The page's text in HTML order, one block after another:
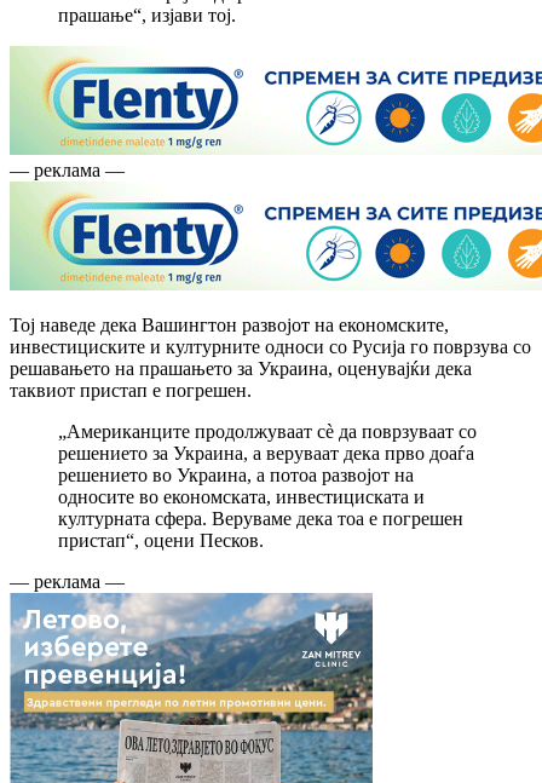
прашање“, изјави тој.
— реклама —
Тој наведе дека Вашингтон развојот на економските,
инвестициските и културните односи со Русија го поврзува со
решавањето на прашањето за Украина, оценувајќи дека
таквиот пристап е погрешен.
„Американците продолжуваат сè да поврзуваат со
решението за Украина, а веруваат дека прво доаѓа
решението во Украина, а потоа развојот на
односите во економската, инвестициската и
културната сфера. Веруваме дека тоа е погрешен
пристап“, оцени Песков.
— реклама —